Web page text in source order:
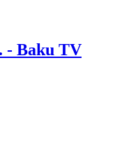
- Baku TV